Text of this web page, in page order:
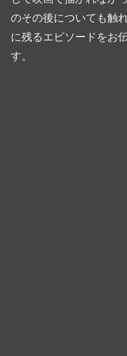
のその後についても触
に残るエピソードをお
す。